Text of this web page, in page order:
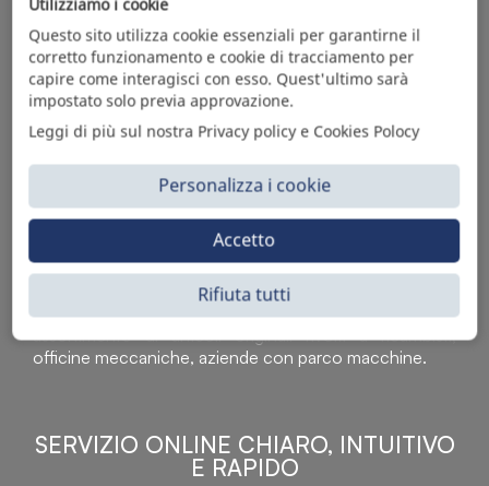
Sì Parts S.r.l. è leader nella distribuzione e vendita di
accessori per veicoli off-highway. Riconosciuto in tutto
il mondo per l’elevato standard qualitativo dei prodotti a
catalogo, attraverso la vendita B2B del ricco
assortimento di articoli originali rivolti a ricambisti,
officine meccaniche, aziende con parco macchine.
SERVIZIO ONLINE CHIARO, INTUITIVO
E RAPIDO
Questo sito utilizza cookie essenziali per garantirne il
corretto funzionamento e cookie di tracciamento per
capire come interagisci con esso. Quest'ultimo sarà
impostato solo previa approvazione.
Leggi di più sul nostra Privacy policy e Cookies Polocy
Personalizza i cookie
Rifiuta tutti
Accetto